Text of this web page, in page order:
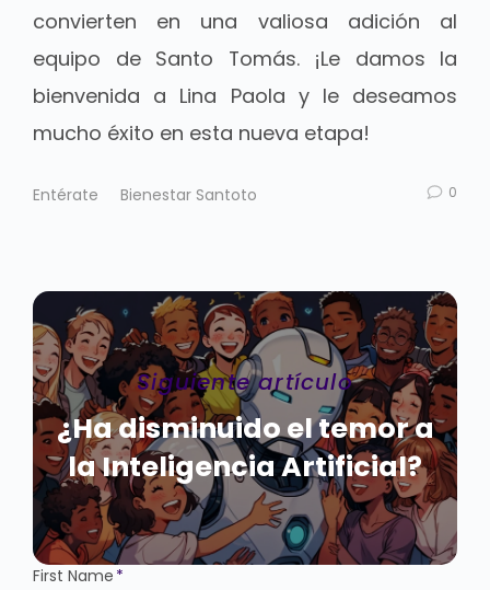
convierten en una valiosa adición al
equipo de Santo Tomás. ¡Le damos la
bienvenida a Lina Paola y le deseamos
mucho éxito en esta nueva etapa!
Entérate Bienestar Santoto 0
Siguiente artículo
¿Ha disminuido el temor a
la Inteligencia Artificial?
First Name *